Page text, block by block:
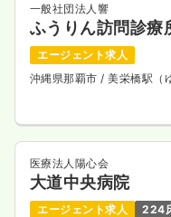
一般社団法人響
ふうりん訪問診療
エージェント求人
沖縄県那覇市/ 美栄橋駅（
医療法人陽心会
大道中央病院
エージェント求人 224